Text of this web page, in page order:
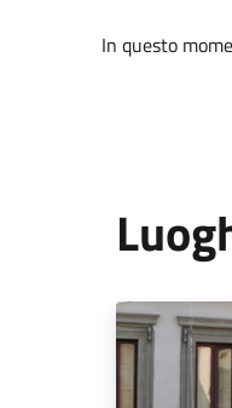
In questo